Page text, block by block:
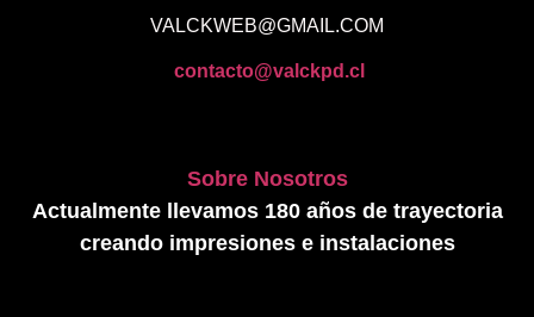
VALCKWEB@GMAIL.COM
contacto@valckpd.cl
Sobre Nosotros
Actualmente llevamos 180 años de trayectoria
creando impresiones e instalaciones